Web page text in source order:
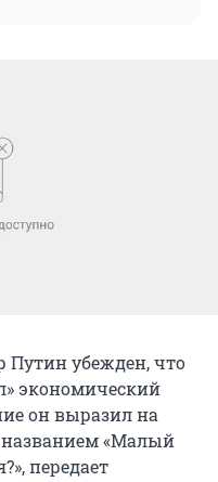
Путин убежден, что
экономический
он выразил на
названием «Малый
передает